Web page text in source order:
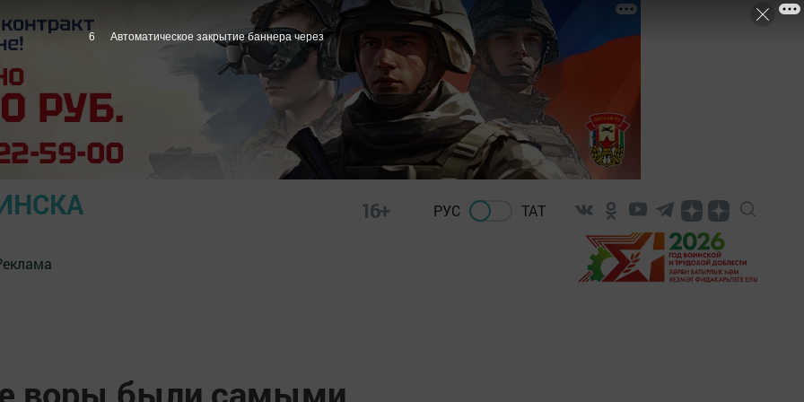
16+ РУС ТАТ
воры были самыми
5 Автоматическое закрытие баннера через